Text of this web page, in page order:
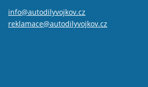
info@autodilyvojkov.cz
reklamace@autodilyvojkov.cz